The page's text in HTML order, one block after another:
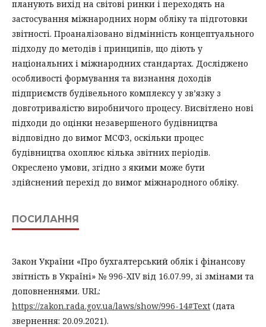
планують вихід на світові ринки і переходять на
застосування міжнародних норм обліку та підготовки
звітності. Проаналізовано відмінність концептуального
підходу до методів і принципів, що діють у
національних і міжнародних стандартах. Досліджено
особливості формування та визнання доходів
підприємств будівельного комплексу у зв’язку з
довготривалістю виробничого процесу. Висвітлено нові
підходи до оцінки незавершеного будівництва
відповідно до вимог МСФЗ, оскільки процес
будівництва охоплює кілька звітних періодів.
Окреслено умови, згідно з якими може бути
здійснений перехід до вимог міжнародного обліку.
ПОСИЛАННЯ
Закон України «Про бухгалтерський облік і фінансову
звітність в Україні» № 996-XIV від 16.07.99, зі змінами та
доповненнями. URL:
https://zakon.rada.gov.ua/laws/show/996-14#Text (дата
звернення: 20.09.2021).